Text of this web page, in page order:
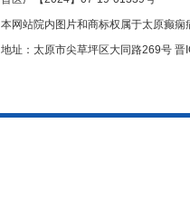
本网站院内图片和商标权属于太原癫
地址：太原市尖草坪区大同路269号 晋